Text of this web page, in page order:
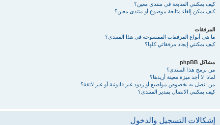
كيف يمكنني المتابعة في منتدى معين؟
كيف يمكن إلغاء متابعة موضوع أو منتدى معين؟
المرفقات
ما هي أنواع المرفقات الممسوحة في هذا المنتدى؟
كيف يمكنني إيجاد مرفقاتي كلها؟
مشاكل phpBB
من برمج هذا المنتدى؟
لماذا لا أجد ميزة معينة أريدها؟
من اتصل به بخصوص مواضيع أو ردود غير قانونية أو غير لائقة؟
كيف يمكنني الاتصال بمدير المنتدى؟
إشكالات التسجيل والدخول